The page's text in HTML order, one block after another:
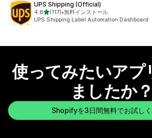
UPS Shipping (Official)
4.85つ星中
(117)
合計レビュー数：117件
•無料インストール
UPS Shipping Label Automation Dashboard
使ってみたいアプ
ましたか？
Shopifyを3日間無料でお試し